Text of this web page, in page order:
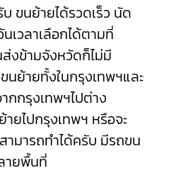
ขนย้ายได้รวดเร็ว นัด
เวลาเลือกได้ตามที่
งข้ามจังหวัดก็ไม่มี
ย้ายทั้งในกรุงเทพฯและ
กกรุงเทพฯไปต่าง
ยไปกรุงเทพฯ หรือจะ
มารถทำได้ครับ มีรถขน
ายพื้นที่